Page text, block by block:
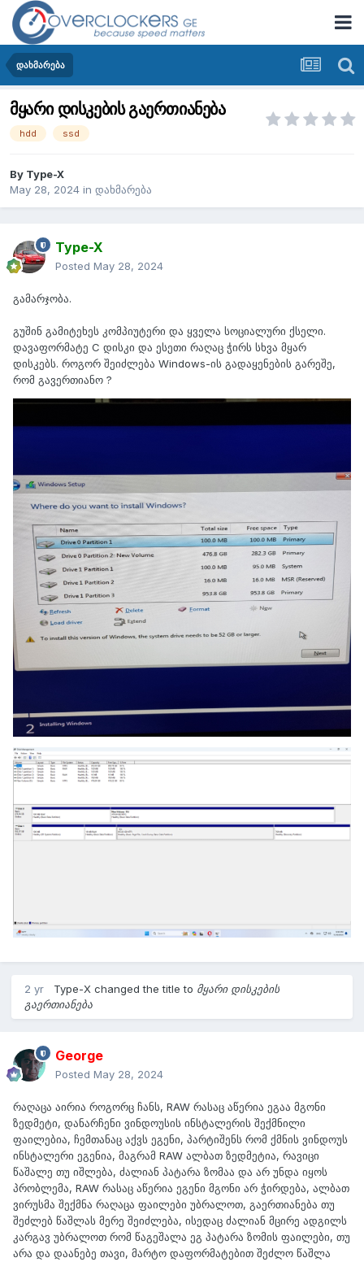
დახმარება
მყარი დისკების გაერთიანება
hdd ssd
By Type-X
May 28, 2024 in დახმარება
Type-X
Posted May 28, 2024
გამარჯობა.
გუშინ გამიტეხეს კომპიუტერი და ყველა სოციალური ქსელი.
დავაფორმატე C დისკი და ესეთი რაღაც ჭირს სხვა მყარ
დისკებს. როგორ შეიძლება Windows-ის გადაყენების გარეშე,
რომ გავერთიანო ?
2 yr Type-X changed the title to მყარი დისკების
გაერთიანება
George
Posted May 28, 2024
რაღაცა აირია როგორც ჩანს, RAW რასაც აწერია ეგაა მგონი
ზედმეტი, დანარჩენი ვინდოუსის ინსტალერის შექმნილი
ფაილებია, ჩემთანაც აქვს ეგენი, პარტიშენს რომ ქმნის ვინდოუს
ინსტალერი ეგენია, მაგრამ RAW ალბათ ზედმეტია, რავიცი
წაშალე თუ იშლება, ძალიან პატარა ზომაა და არ უნდა იყოს
პრობლემა, RAW რასაც აწერია ეგენი მგონი არ ჭირდება, ალბათ
ვირუსმა შექმნა რაღაცა ფაილები უბრალოთ, გაერთიანება თუ
შეძლებ წაშლას მერე შეიძლება, ისედაც ძალიან მცირე ადგილს
კარგავ უბრალოთ რომ წაგეშალა ეგ პატარა ზომის ფაილები, თუ
არა და დაანებე თავი, მარტო დაფორმატებით შეძლო წაშლა